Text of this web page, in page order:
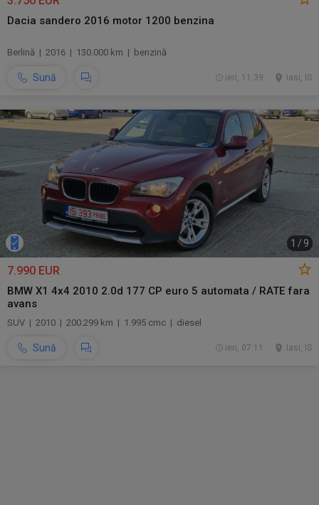
Dacia sandero 2016 motor 1200 benzina
Berlină | 2016 | 130.000 km | benzină
Sună Iasi, IS
ieri, 11:39
1 / 9
7.990 EUR
BMW X1 4x4 2010 2.0d 177 CP euro 5 automata / RATE fara
avans
SUV | 2010 | 200.299 km | 1.995 cmc | diesel
Sună Iasi, IS
ieri, 07:11